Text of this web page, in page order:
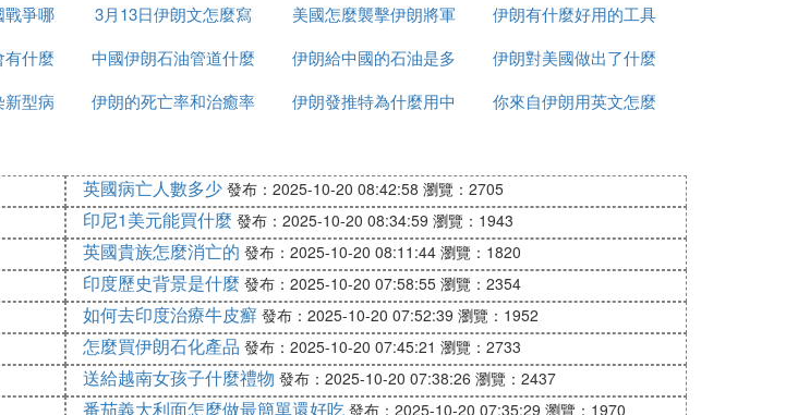
少千米
軍的
戰爭哪
3月13日伊朗文怎麼寫
美國怎麼襲擊伊朗將軍
的
伊朗有什麼好用的工具
有什麼
中國伊朗石油管道什麼
時候建完
伊朗給中國的石油是多
少一桶
伊朗對美國做出了什麼
反應
型病
伊朗的死亡率和治癒率
伊朗發推特為什麼用中
你來自伊朗用英文怎麼
英國病亡人數多少 發布：2025-10-20 08:42:58 瀏覽：2705
印尼1美元能買什麼 發布：2025-10-20 08:34:59 瀏覽：1943
英國貴族怎麼消亡的 發布：2025-10-20 08:11:44 瀏覽：1820
印度歷史背景是什麼 發布：2025-10-20 07:58:55 瀏覽：2354
如何去印度治療牛皮癬 發布：2025-10-20 07:52:39 瀏覽：1952
怎麼買伊朗石化產品 發布：2025-10-20 07:45:21 瀏覽：2733
送給越南女孩子什麼禮物 發布：2025-10-20 07:38:26 瀏覽：2437
番茄義大利面怎麼做最簡單還好吃 發布：2025-10-20 07:35:29 瀏覽：1970